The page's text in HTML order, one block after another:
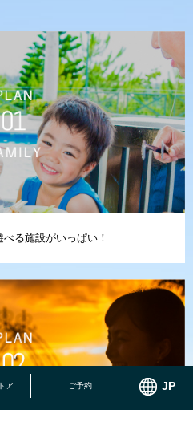
ア ご予約
る施設がいっぱい！